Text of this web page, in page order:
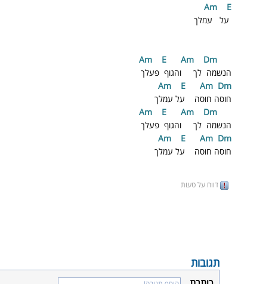
Am
E
על עמלך
m E Am Dm
הנשמה לך והגוף פעלך
Am
E Am Dm
חוסה חוסה על עמלך
m E Am Dm
הנשמה לך והגוף פעלך
Am
E Am Dm
חוסה חוסה על עמלך
דווח על טעות
תגובות